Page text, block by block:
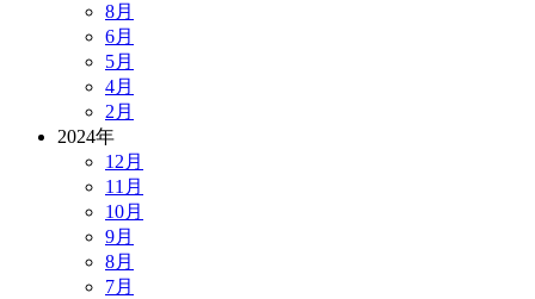
8月
6月
5月
4月
2月
2024年
12月
11月
10月
9月
8月
7月